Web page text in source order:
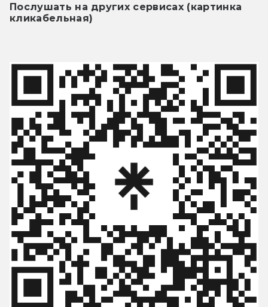
Послушать на других сервисах (картинка
кликабельная)